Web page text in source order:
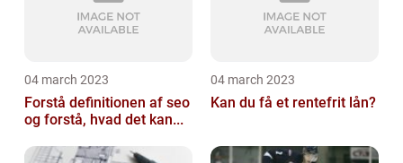
04 march 2023
Forstå definitionen af seo
og forstå, hvad det kan...
04 march 2023
Kan du få et rentefrit lån?